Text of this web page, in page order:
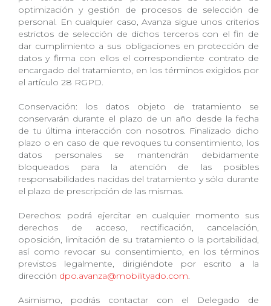
optimización y gestión de procesos de selección de
personal. En cualquier caso, Avanza sigue unos criterios
estrictos de selección de dichos terceros con el fin de
dar cumplimiento a sus obligaciones en protección de
datos y firma con ellos el correspondiente contrato de
encargado del tratamiento, en los términos exigidos por
el artículo 28 RGPD.
Conservación: los datos objeto de tratamiento se
conservarán durante el plazo de un año desde la fecha
de tu última interacción con nosotros. Finalizado dicho
plazo o en caso de que revoques tu consentimiento, los
datos personales se mantendrán debidamente
bloqueados para la atención de las posibles
responsabilidades nacidas del tratamiento y sólo durante
el plazo de prescripción de las mismas.
Derechos: podrá ejercitar en cualquier momento sus
derechos de acceso, rectificación, cancelación,
oposición, limitación de su tratamiento o la portabilidad,
así como revocar su consentimiento, en los términos
previstos legalmente, dirigiéndote por escrito a la
dirección dpo.avanza@mobilityado.com.
Asimismo, podrás contactar con el Delegado de